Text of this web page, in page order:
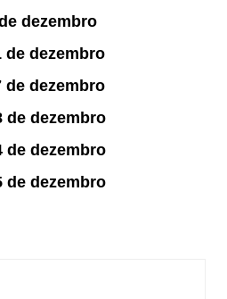
dezembro
de dezembro
de dezembro
de dezembro
de dezembro
de dezembro